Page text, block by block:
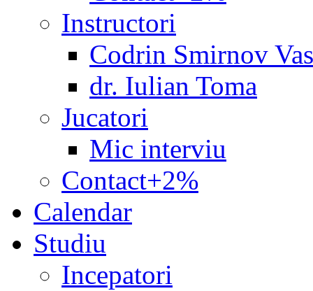
Instructori
Codrin Smirnov
dr. Iulian Toma
Jucatori
Mic interviu
Contact+2%
Calendar
Studiu
Incepatori